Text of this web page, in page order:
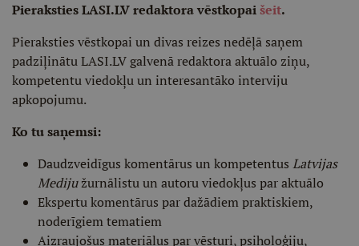
Pieraksties LASI.LV redaktora vēstkopaišeit.
Pieraksties vēstkopai un divas reizes nedēļā saņem
padziļinātu LASI.LV galvenā redaktora aktuālo ziņu,
kompetentu viedokļu un interesantāko interviju
apkopojumu.
Ko tu saņemsi:
Daudzveidīgus komentārus un kompetentus Latvijas
Medijužurnālistu un autoru viedokļus par aktuālo
Ekspertu komentārus par dažādiem praktiskiem,
noderīgiem tematiem
Aizraujošus materiālus par vēsturi, psiholoģiju,